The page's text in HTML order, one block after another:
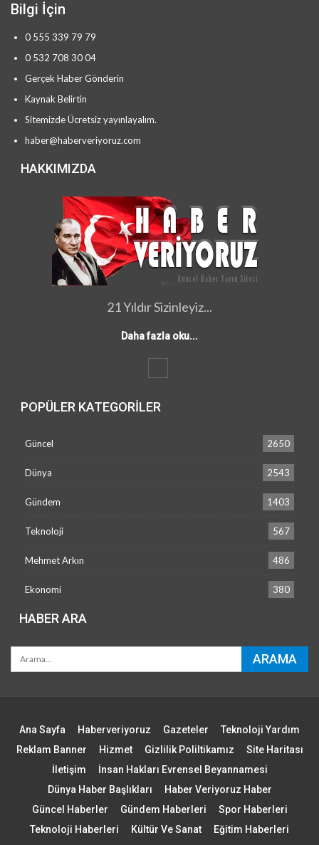
Bilgi İçin
0 555 339 79 79
0 532 708 30 04
Gerçek Haber Gönderin
Kaynak Belirtin
Sitemizde Ücretsiz yayınlayalım.
haber@haberveriyoruz.com
HAKKIMIZDA
21 Yıldır Sizinleyiz...
Daha fazla oku...
POPÜLER KATEGORILER
Güncel 2650
Dünya 2543
Gündem 1403
Teknoloji 567
Mehmet Arkın 486
Ekonomi 380
HABER ARA
Ana Sayfa Haberveriyoruz Gazeteler
Teknoloji Yardım
Reklam Banner
Hizmet Gizlilik Poliltikamız
Site Haritası
İletişim
İnsan Hakları Evrensel Beyannamesi
Dünya Haber Başlıkları
Haber Veriyoruz Haber
Güncel Haberler
Gündem Haberleri
Spor Haberleri
Teknoloji Haberleri
Kültür Ve Sanat
Eğitim Haberleri